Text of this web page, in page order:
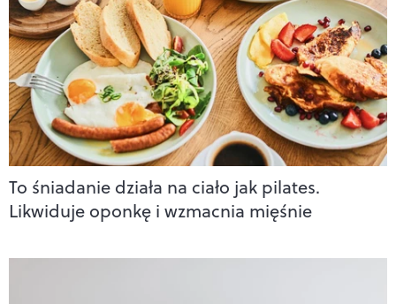
To śniadanie działa na ciało jak pilates.
Likwiduje oponkę i wzmacnia mięśnie